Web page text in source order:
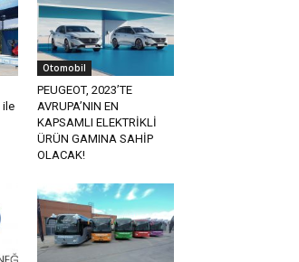
ile
Otomobil
PEUGEOT, 2023’TE
AVRUPA’NIN EN
KAPSAMLI ELEKTRİKLİ
ÜRÜN GAMINA SAHİP
OLACAK!